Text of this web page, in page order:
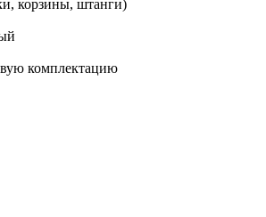
корзины, штанги)
комплектацию